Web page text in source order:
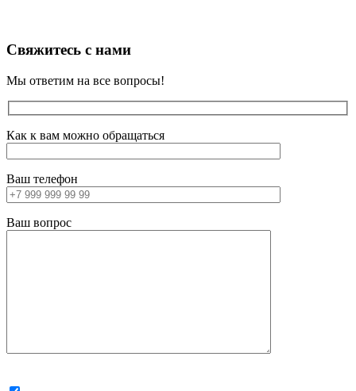
Свяжитесь с нами
Мы ответим на все вопросы!
Как к вам можно обращаться
Ваш телефон
Ваш вопрос